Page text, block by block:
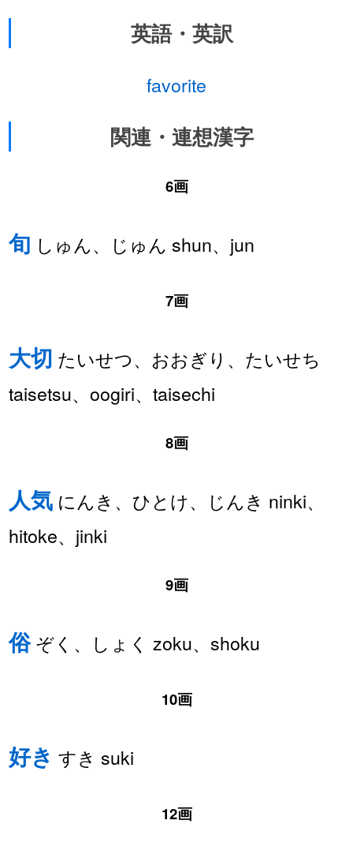
英語・英訳
favorite
関連・連想漢字
6画
旬 しゅん、じゅん shun、jun
7画
大切 たいせつ、おおぎり、たいせち
taisetsu、oogiri、taisechi
8画
人気 にんき、ひとけ、じんき ninki、
hitoke、jinki
9画
俗ぞく、しょく zoku、shoku
10画
好き すき suki
12画